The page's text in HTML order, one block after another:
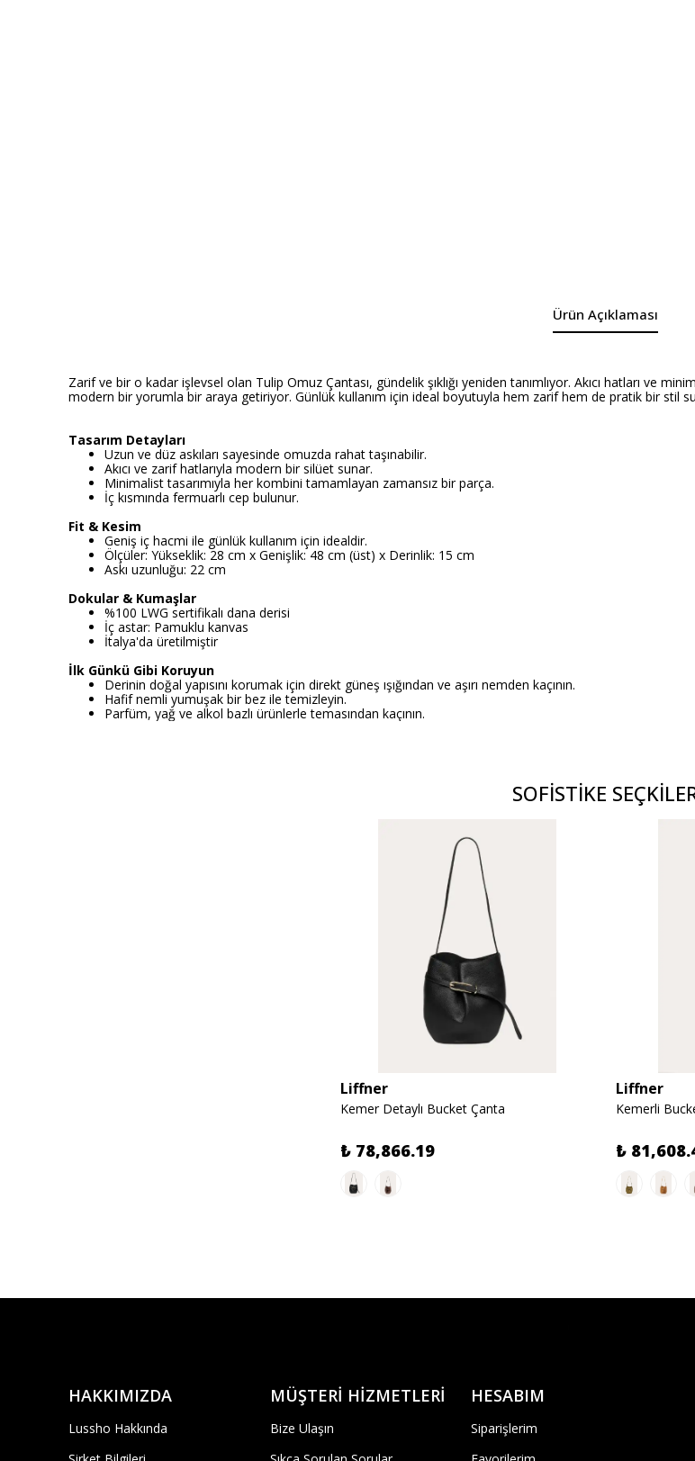
Ürün Açıklaması
Zarif ve bir o kadar işlevsel olan Tulip Omuz Çantası, gündelik şıklığı yeniden tanımlıyor. Akıcı hatları ve
modern bir yorumla bir araya getiriyor. Günlük kullanım için ideal boyutuyla hem zarif hem de pratik bir stil
Tasarım Detayları
Uzun ve düz askıları sayesinde omuzda rahat taşınabilir.
Akıcı ve zarif hatlarıyla modern bir silüet sunar.
Minimalist tasarımıyla her kombini tamamlayan zamansız bir parça.
İç kısmında fermuarlı cep bulunur.
Fit & Kesim
Geniş iç hacmi ile günlük kullanım için idealdir.
Ölçüler: Yükseklik: 28 cm x Genişlik: 48 cm (üst) x Derinlik: 15 cm
Askı uzunluğu: 22 cm
Dokular & Kumaşlar
%100 LWG sertifikalı dana derisi
İç astar: Pamuklu kanvas
İtalya'da üretilmiştir
İlk Günkü Gibi Koruyun
Derinin doğal yapısını korumak için direkt güneş ışığından ve aşırı nemden kaçının.
Hafif nemli yumuşak bir bez ile temizleyin.
Parfüm, yağ ve alkol bazlı ürünlerle temasından kaçının.
SOFİSTİKE
Liffner
Kemer Detaylı Bucket Çanta
₺ 78,866.19
Liffner
Kemerli
₺
HAKKIMIZDA
Lussho Hakkında
MÜŞTERİ HİZMETLERİ
Bize Ulaşın
HESABIM
Siparişlerim